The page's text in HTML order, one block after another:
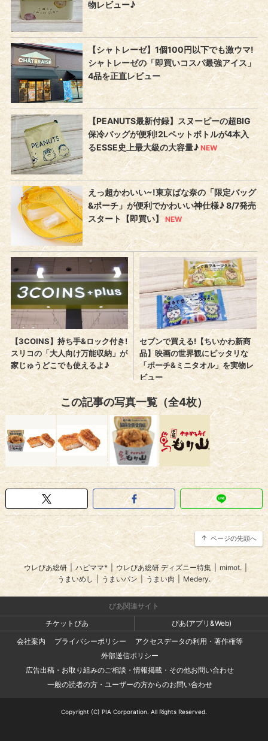
この記事の写真一覧（全4枚）
ページの先頭へ
ウレぴあ総研 | ハピママ* | ウレぴあ総研 ディズニー特集 mimot.
うまいめし
うまいパン うまい肉 Medery.
ぴあ関連サイト
チケットぴあ
ぴあ(アプリ&Web)
会社案内
プライバシーポリシー
アクセスデータの利用・著作権等
外部送信ポリシー
広告出稿・お取り組みのご相談・情報掲載・その他お問い合わせ
一般の読者の方・ユーザーの方からのお問い合わせ
Copyright (C) PIA Corporation. All Rights Reserved.